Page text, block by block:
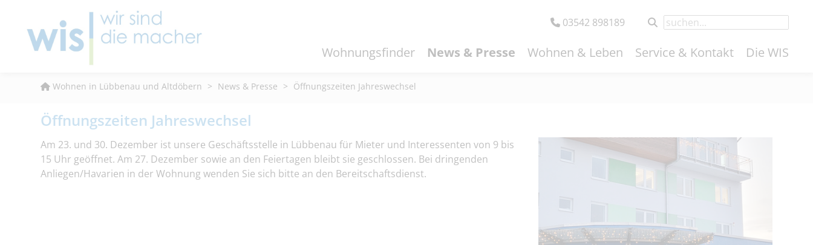
03542 898189
Wohnungsfinder News & Presse Wohnen & Leben Service & Kontakt Die WIS
Wohnen in Lübbenau und Altdöbern > News & Presse > Öffnungszeiten Jahreswechsel
Öffnungszeiten Jahreswechsel
Am 23. und 30. Dezember ist unsere Geschäftsstelle in Lübbenau für Mieter und Interessenten von 9 bis
15 Uhr geöffnet. Am 27. Dezember sowie an den Feiertagen bleibt sie geschlossen. Bei dringenden
Anliegen/Havarien in der Wohnung wenden Sie sich bitte an den Bereitschaftsdienst.